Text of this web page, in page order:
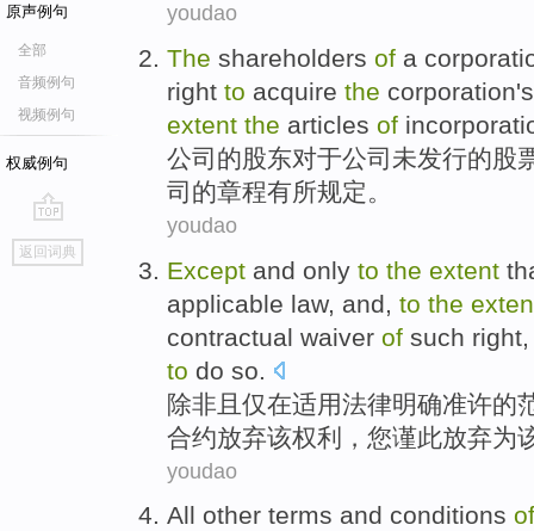
原声例句
全部
音频例句
视频例句
权威例句
go
top
返回词典
youdao
The shareholders of a
right to acquire the
extent the articles of
公司 的股东对于公司 未发行的股
司的章程有所规定。
youdao
Except and only to the extent
applicable law, and to the
contractual waiver of such right
to do so.
除非 且 仅在适用法律明确准许的
合约放弃该权利 ， 您谨此放弃为
youdao
All other terms and conditions